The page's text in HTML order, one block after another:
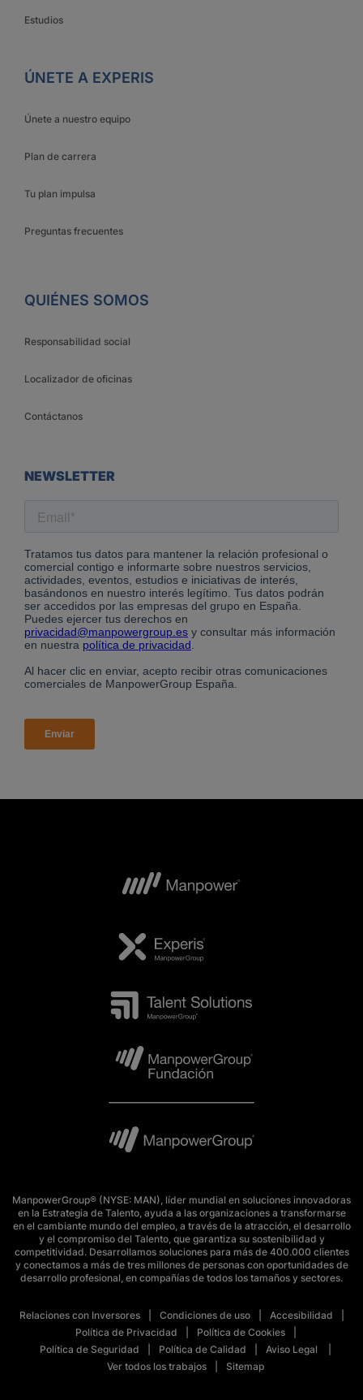
Estudios
ÚNETE A EXPERIS
Únete a nuestro equipo
Plan de carrera
Tu plan impulsa
Preguntas frecuentes
QUIÉNES SOMOS
Responsabilidad social
Localizador de oficinas
Contáctanos
NEWSLETTER
ManpowerGroup® (NYSE: MAN), líder mundial en soluciones innovadoras
en la Estrategia de Talento, ayuda a las organizaciones a transformarse
en el cambiante mundo del empleo, a través de la atracción, el desarrollo
y el compromiso del Talento, que garantiza su sostenibilidad y
competitividad. Desarrollamos soluciones para más de 400.000 clientes
y conectamos a más de tres millones de personas con oportunidades de
desarrollo profesional, en compañías de todos los tamaños y sectores.
Relaciones con Inversores Condiciones de uso
Accesibilidad
Política de Privacidad
Política de Cookies
Política de Seguridad
Política de Calidad
Aviso Legal
Ver todos los trabajos
Sitemap